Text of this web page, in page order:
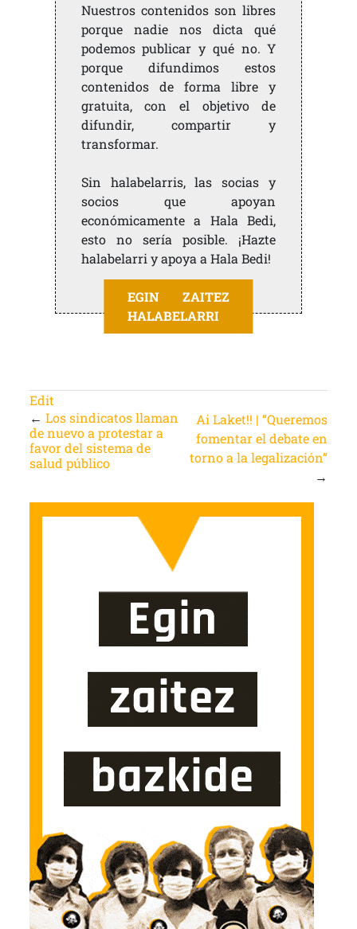
Nuestros contenidos son libres
porque nadie nos dicta qué
podemos publicar y qué no. Y
porque difundimos estos
contenidos de forma libre y
gratuita, con el objetivo de
difundir, compartir y
transformar.
Sin halabelarris, las socias y
socios que apoyan
económicamente a Hala Bedi,
esto no sería posible. ¡Hazte
halabelarri y apoya a Hala Bedi!
EGIN ZAITEZ
HALABELARRI
Edit
← Los sindicatos llaman
de nuevo a protestar a
favor del sistema de
salud público
Ai Laket!! | “Queremos
fomentar el debate en
torno a la legalización”
→